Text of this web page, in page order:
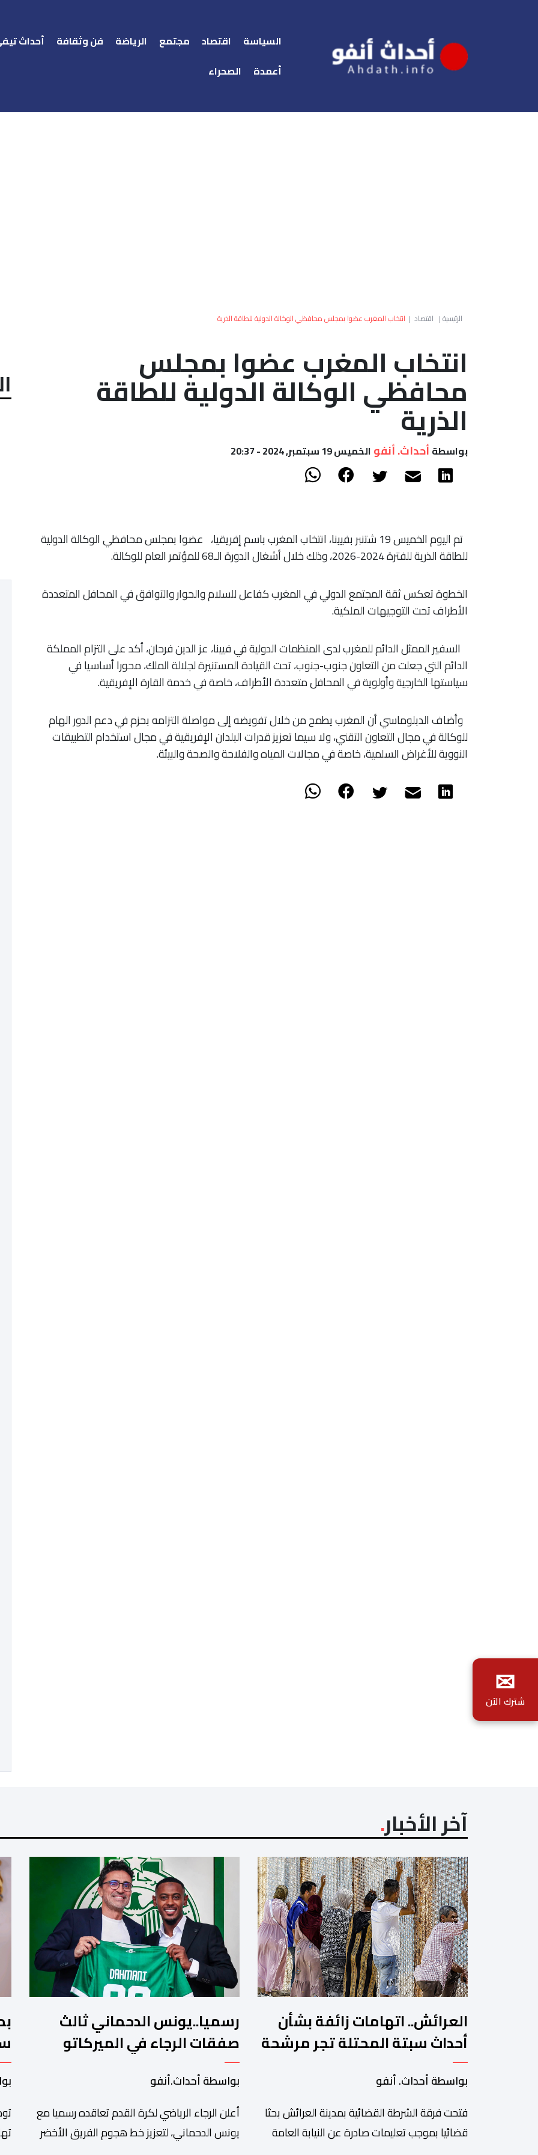
السياسة اقتصاد مجتمع الرياضة فن وثقافة أحداث
أعمدة
الصحراء
الرئيسية| اقتصاد | انتخاب المغرب عضوا بمجلس محافظي الوكالة الدولية للطاقة الذرية
انتخاب المغرب عضوا بمجلس
محافظي الوكالة الدولية للطاقة
الذرية
بواسطة أحداث. أنفو الخميس 19 سبتمبر, 2024 - 20:37
تم اليوم الخميس 19 شتنبر بفيينا، انتخاب المغرب باسم إفريقيا، عضوا بمجلس محافظي الوكالة الدولية
للطاقة الذرية للفترة 2024-2026، وذلك خلال أشغال الدورة الـ68 للمؤتمر العام للوكالة.
الخطوة تعكس ثقة المجتمع الدولي في المغرب كفاعل للسلام والحوار والتوافق في المحافل المتعددة
الأطراف تحت التوجيهات الملكية.
السفير الممثل الدائم للمغرب لدى المنظمات الدولية في فيينا، عز الدين فرحان، أكد على التزام المملكة
الدائم التي جعلت من التعاون جنوب-جنوب، تحت القيادة المستنيرة لجلالة الملك، محورا أساسيا في
سياستها الخارجية وأولوية في المحافل متعددة الأطراف، خاصة في خدمة القارة الإفريقية.
وأضاف الدبلوماسي أن المغرب يطمح من خلال تفويضه إلى مواصلة التزامه بحزم في دعم الدور الهام
للوكالة في مجال التعاون التقني، ولا سيما تعزيز قدرات البلدان الإفريقية في مجال استخدام التطبيقات
النووية للأغراض السلمية، خاصة في مجالات المياه والفلاحة والصحة والبيئة.
آخر الأخبار
العرائش.. اتهامات زائفة بشأن
أحداث سبتة المحتلة تجر مرشحة
للهجرة غير النظامية إلى القضاء
بواسطة أحداث. أنفو
فتحت فرقة الشرطة القضائية بمدينة العرائش بحثا
قضائيا بموجب تعليمات صادرة عن النيابة العامة
رسميا..يونس الدحماني ثالث
صفقات الرجاء في الميركاتو
الصيفي
بواسطة أحداث.أنفو
أعلن الرجاء الرياضي لكرة القدم تعاقده رسميا مع
يونس الدحماني، لتعزيز خط هجوم الفريق الأخضر
✉
شترك الآن